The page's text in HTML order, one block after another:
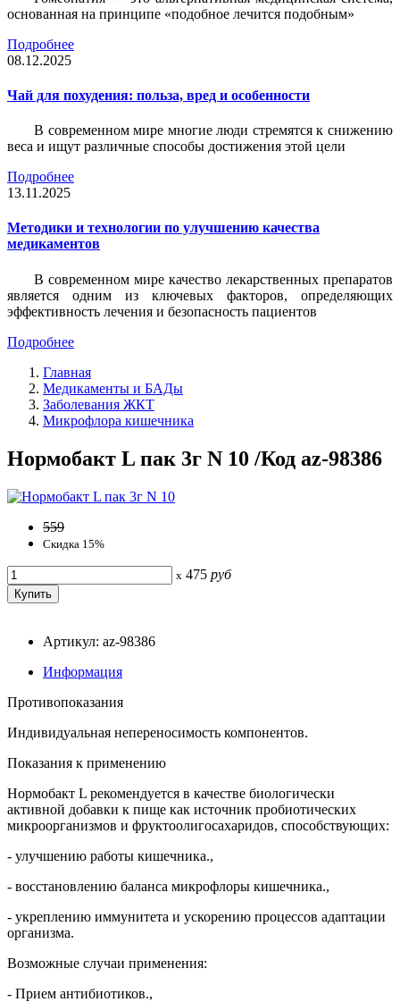
основанная на принципе «подобное лечится подобным»
Подробнее
08.12.2025
Чай для похудения: польза, вред и особенности
В современном мире многие люди стремятся к снижению
веса и ищут различные способы достижения этой цели
Подробнее
13.11.2025
Методики и технологии по улучшению качества
медикаментов
В современном мире качество лекарственных препаратов
является одним из ключевых факторов, определяющих
эффективность лечения и безопасность пациентов
Подробнее
Главная
Медикаменты и БАДы
Заболевания ЖКТ
Микрофлора кишечника
Нормобакт L пак 3г N 10 /Код az-98386
559
Скидка 15%
x 475 руб
Артикул: az-98386
Информация
Противопоказания
Индивидуальная непереносимость компонентов.
Показания к применению
Нормобакт L рекомендуется в качестве биологически
активной добавки к пище как источник пробиотических
микроорганизмов и фруктоолигосахаридов, способствующих:
- улучшению работы кишечника.,
- восстановлению баланса микрофлоры кишечника.,
- укреплению иммунитета и ускорению процессов адаптации
организма.
Возможные случаи применения:
- Прием антибиотиков.,